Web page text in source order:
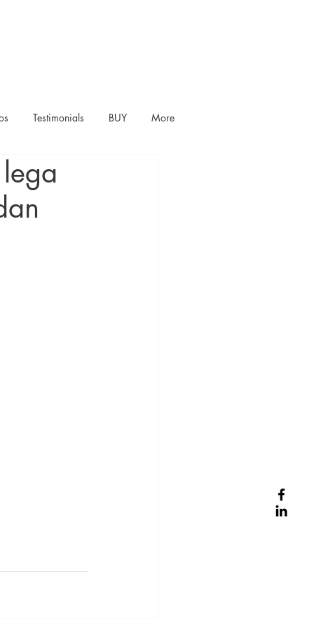
Testimonials BUY More